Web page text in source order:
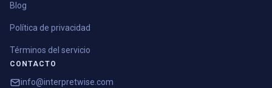
Blog
Política de privacidad
Términos del servicio
CONTACTO
info@interpretwise.com